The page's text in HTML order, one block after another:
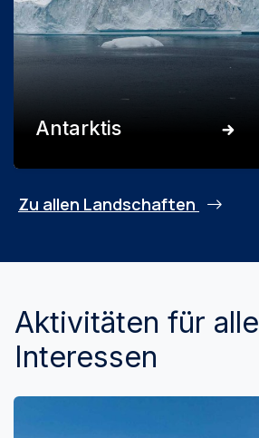
Antarktis
Zu allen Landschaften
Aktivitäten für alle
Interessen